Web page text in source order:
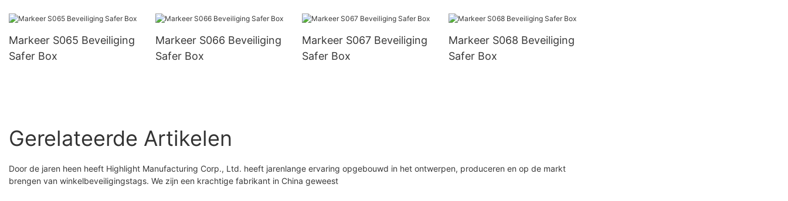
Markeer S065 Beveiliging
Safer Box
Markeer S066 Beveiliging
Safer Box
Markeer S067 Beveiliging
Safer Box
Markeer S068 Beveiliging
Safer Box
Gerelateerde Artikelen
Door de jaren heen heeft Highlight Manufacturing Corp., Ltd. heeft jarenlange ervaring opgebouwd in het ontwerpen, produceren en op de markt
brengen van winkelbeveiligingstags. We zijn een krachtige fabrikant in China geweest